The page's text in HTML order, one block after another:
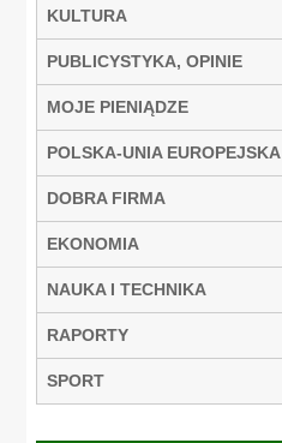
KULTURA
PUBLICYSTYKA, OPINIE
MOJE PIENIĄDZE
POLSKA-UNIA EUROPEJSKA
DOBRA FIRMA
EKONOMIA
NAUKA I TECHNIKA
RAPORTY
SPORT